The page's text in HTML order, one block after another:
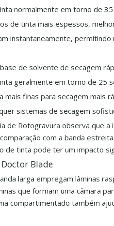
normalmente em torno de
de tinta mais espessos,
instantaneamente, permitindo
de solvente de secagem
geralmente em torno de 25
mais finas para secagem mais
sistemas de secagem
de Rotogravura observa que
com a banda
de tinta pode ter um impacto
Blade
larga empregam lâminas
que formam uma câmara
compartimentado também